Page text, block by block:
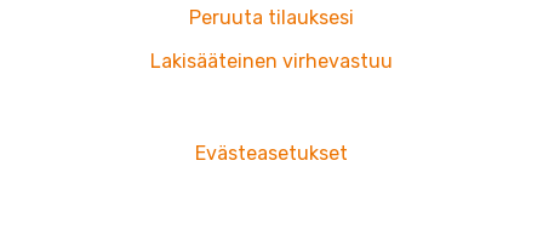
Peruuta tilauksesi
Lakisääteinen virhevastuu
Evästeasetukset